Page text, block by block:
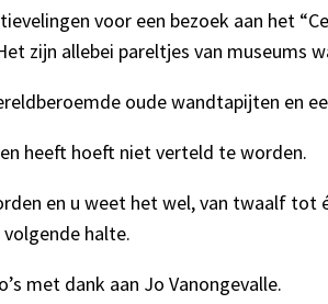
voor een bezoek aan het
zijn allebei pareltjes van museums
oude wandtapijten en
heeft hoeft niet verteld te worden.
en u weet het wel, van twaalf tot
halte.
met dank aan Jo Vanongevalle.